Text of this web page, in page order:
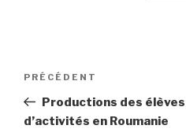
Navigation
l’article
Article
précédent
PRÉCÉDENT
Productions des
d’activités en Roumanie